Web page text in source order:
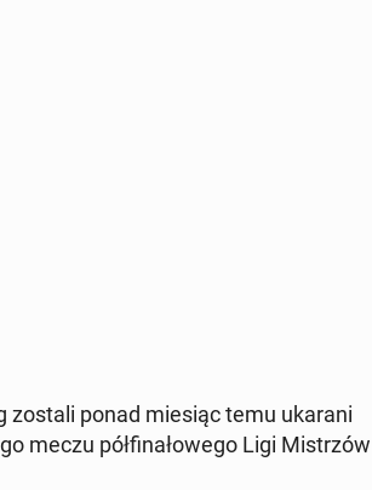
zostali ponad miesiąc temu ukarani
meczu pół­fi­na­ło­we­go Ligi Mi­strzów